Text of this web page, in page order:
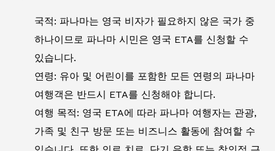
국적: 파나마는 영국 비자가 필요하지 않은 국가 중
하나이므로 파나마 시민은 영국 ETA를 신청할 수
있습니다.
연령: 유아 및 어린이를 포함한 모든 연령의 파나마
여행객은 반드시 ETA를 신청해야 합니다.
여행 목적: 영국 ETA에 따라 파나마 여행자는 관광,
가족 및 친구 방문 또는 비즈니스 활동에 참여할 수